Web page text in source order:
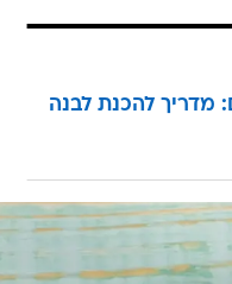
מדריך להכנת לבנה